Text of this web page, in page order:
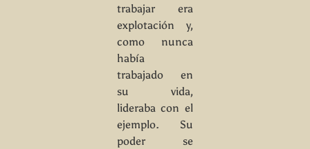
trabajar era
explotación y,
como nunca
había
trabajado en
su vida,
lideraba con el
ejemplo. Su
poder se